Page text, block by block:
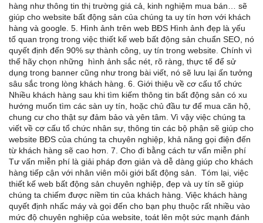
hàng như thông tin thị trường giá cả, kinh nghiệm mua bán… sẽ
giúp cho website bất động sản của chúng ta uy tín hơn với khách
hàng và google. 5. Hình ảnh trên web BĐS Hình ảnh đẹp là yếu
tố quan trọng trong việc thiết kế web bất động sản chuẩn SEO, nó
quyết định đến 90% sự thành công, uy tín trong website. Chính vì
thế hãy chọn những hình ảnh sắc nét, rõ ràng, thực tế để sử
dụng trong banner cũng như trong bài viết, nó sẽ lưu lại ấn tưởng
sâu sắc trong lòng khách hàng. 6. Giới thiệu về cơ cấu tổ chức
Nhiều khách hàng sau khi tìm kiếm thông tin bất động sản có xu
hướng muốn tìm các sàn uy tín, hoặc chủ đầu tư để mua căn hộ,
chung cư cho thật sự đảm bảo và yên tâm. Vì vậy việc chúng ta
viết về cơ cấu tổ chức nhân sự, thông tin các bộ phận sẽ giúp cho
website BĐS của chúng ta chuyên nghiệp, khả năng gọi điện đến
từ khách hàng sẽ cao hơn. 7. Cho đi bằng cách tư vấn miễn phí
Tư vấn miễn phí là giải pháp đơn giản và dễ dàng giúp cho khách
hàng tiếp cận với nhân viên môi giới bất động sản. Tóm lại, việc
thiết kế web bất động sản chuyên nghiệp, đẹp và uy tín sẽ giúp
chúng ta chiếm được niềm tin của khách hàng. Việc khách hàng
quyết định nhấc máy và gọi đến cho bạn phụ thuộc rất nhiều vào
mức độ chuyên nghiệp của website, toát lên một sức mạnh đánh